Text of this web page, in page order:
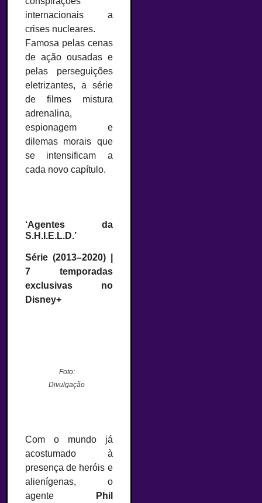
internacionais a
crises nucleares.
Famosa pelas cenas
de ação ousadas e
pelas perseguições
eletrizantes, a série
de filmes mistura
adrenalina,
espionagem e
dilemas morais que
se intensificam a
cada novo capítulo.
‘Agentes da
S.H.I.E.L.D.’
Série (2013–2020) |
7 temporadas
exclusivas no
Disney+
Foto:
Divulgação
Com o mundo já
acostumado à
presença de heróis e
alienígenas, o
agente
Phil